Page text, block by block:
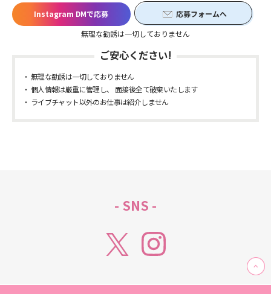
Instagram DMで応募
応募フォームへ
無理な勧誘は一切しておりません
ご安心ください!
無理な勧誘は一切しておりません
個人情報は厳重に管理し、 面接後全て破棄いたします
ライブチャット以外のお仕事は紹介しません
- SNS -